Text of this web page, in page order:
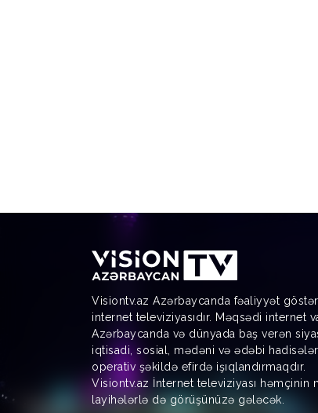
Visiontv.az Azərbaycanda fəaliyyət
internet televiziyasıdır. Məqsədi internet
Azərbaycanda və dünyada baş verən
iqtisadi, sosial, mədəni və ədəbi
operativ şəkildə efirdə işıqlandırmaqdır.
Visiontv.az İnternet televiziyası həmçinin
layihələrlə də görüşünüzə gələcək.